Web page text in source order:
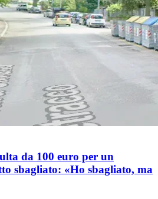
da 100 euro per un
sbagliato: «Ho sbagliato, ma